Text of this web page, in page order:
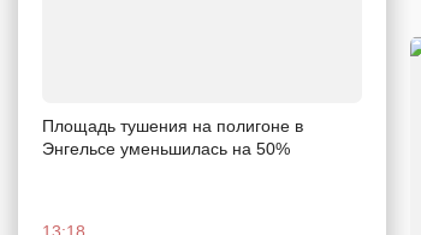
Площадь тушения на полигоне в
Энгельсе уменьшилась на 50%